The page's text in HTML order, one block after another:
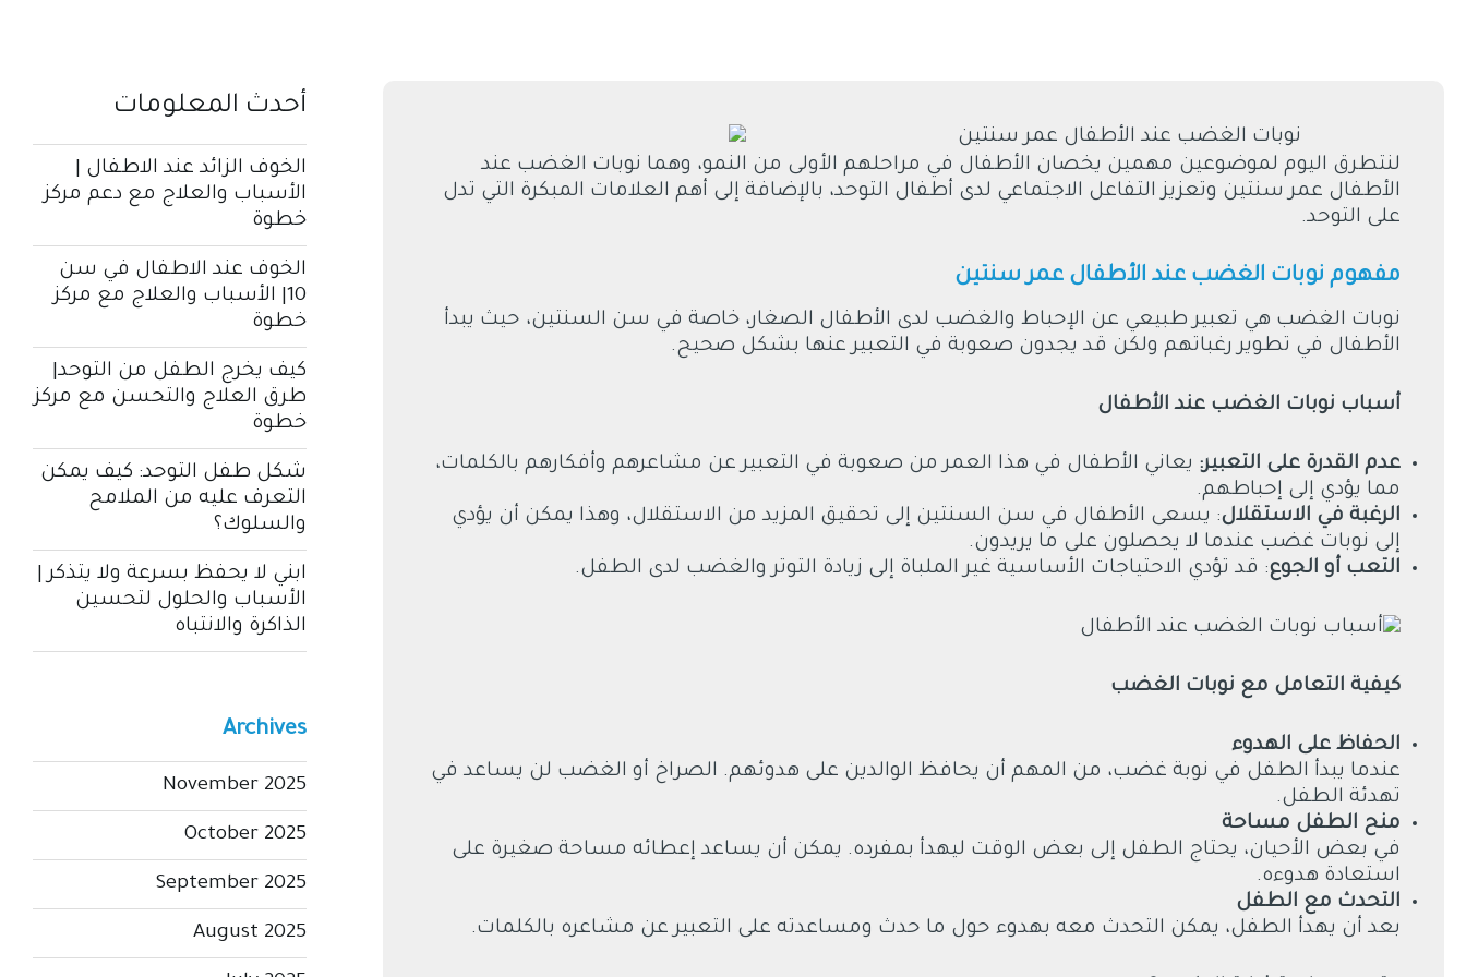
أحدث المعلومات
الخوف الزائد عند الاطفال |
الأسباب والعلاج مع دعم مركز
خطوة
الخوف عند الاطفال في سن
10| الأسباب والعلاج مع مركز
خطوة
كيف يخرج الطفل من التوحد|
طرق العلاج والتحسن مع مركز
خطوة
شكل طفل التوحد: كيف يمكن
التعرف عليه من الملامح
والسلوك؟
ابني لا يحفظ بسرعة ولا يتذكر |
الأسباب والحلول لتحسين
الذاكرة والانتباه
Archives
November 2025
October 2025
September 2025
August 2025
لنتطرق اليوم لموضوعين مهمين يخصان الأطفال في مراحلهم الأولى من النمو، وهما نوبات الغضب عند
الأطفال عمر سنتين وتعزيز التفاعل الاجتماعي لدى أطفال التوحد، بالإضافة إلى أهم العلامات المبكرة التي تدل
على التوحد.
مفهوم نوبات الغضب عند الأطفال عمر سنتين
نوبات الغضب هي تعبير طبيعي عن الإحباط والغضب لدى الأطفال الصغار، خاصة في سن السنتين، حيث يبدأ
الأطفال في تطوير رغباتهم ولكن قد يجدون صعوبة في التعبير عنها بشكل صحيح.
أسباب نوبات الغضب عند الأطفال
عدم القدرة على التعبير: يعاني الأطفال في هذا العمر من صعوبة في التعبير عن مشاعرهم وأفكارهم بالكلمات،
مما يؤدي إلى إحباطهم.
الرغبة في الاستقلال: يسعى الأطفال في سن السنتين إلى تحقيق المزيد من الاستقلال، وهذا يمكن أن يؤدي
إلى نوبات غضب عندما لا يحصلون على ما يريدون.
التعب أو الجوع: قد تؤدي الاحتياجات الأساسية غير الملباة إلى زيادة التوتر والغضب لدى الطفل.
كيفية التعامل مع نوبات الغضب
الحفاظ على الهدوء
عندما يبدأ الطفل في نوبة غضب، من المهم أن يحافظ الوالدين على هدوئهم. الصراخ أو الغضب لن يساعد في
تهدئة الطفل.
منح الطفل مساحة
في بعض الأحيان، يحتاج الطفل إلى بعض الوقت ليهدأ بمفرده. يمكن أن يساعد إعطائه مساحة صغيرة على
استعادة هدوءه.
التحدث مع الطفل
بعد أن يهدأ الطفل، يمكن التحدث معه بهدوء حول ما حدث ومساعدته على التعبير عن مشاعره بالكلمات.